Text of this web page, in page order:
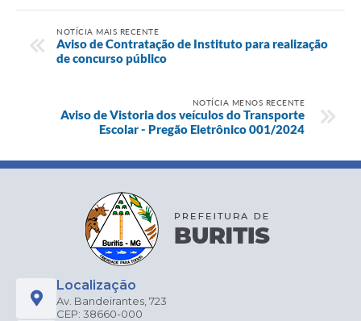
NOTÍCIA MAIS RECENTE
Aviso de Contratação de Instituto para realização
de concurso público
NOTÍCIA MENOS RECENTE
Aviso de Vistoria dos veículos do Transporte
Escolar - Pregão Eletrônico 001/2024
Localização
Av. Bandeirantes, 723
CEP: 38660-000